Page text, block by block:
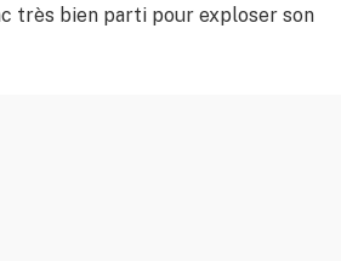
très bien parti pour exploser son